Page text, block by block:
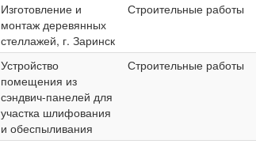
Изготовление и
монтаж деревянных
стеллажей, г. Заринск
Строительные работы
Устройство
помещения из
сэндвич-панелей для
участка шлифования
и обеспыливания
Строительные работы